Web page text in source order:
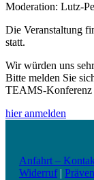
Moderation: Lutz-
Die Veranstaltung
statt.
Wir würden uns
Bitte melden Sie
TEAMS-Konferenz
hier anmelden
Anfahrt –
Widerruf|